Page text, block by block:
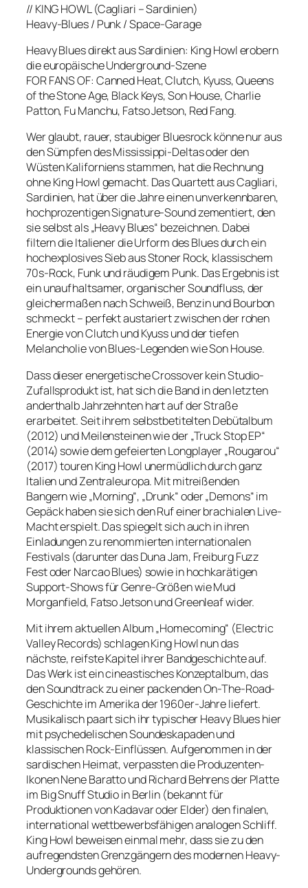
// KING HOWL (Cagliari – Sardinien)
Heavy-Blues / Punk / Space-Garage
Heavy Blues direkt aus Sardinien: King Howl erobern
die europäische Underground-Szene
FOR FANS OF: Canned Heat, Clutch, Kyuss, Queens
of the Stone Age, Black Keys, Son House, Charlie
Patton, Fu Manchu, Fatso Jetson, Red Fang.
Wer glaubt, rauer, staubiger Bluesrock könne nur aus
den Sümpfen des Mississippi-Deltas oder den
Wüsten Kaliforniens stammen, hat die Rechnung
ohne King Howl gemacht. Das Quartett aus Cagliari,
Sardinien, hat über die Jahre einen unverkennbaren,
hochprozentigen Signature-Sound zementiert, den
sie selbst als „Heavy Blues“ bezeichnen. Dabei
filtern die Italiener die Urform des Blues durch ein
hochexplosives Sieb aus Stoner Rock, klassischem
70s-Rock, Funk und räudigem Punk. Das Ergebnis ist
ein unaufhaltsamer, organischer Soundfluss, der
gleichermaßen nach Schweiß, Benzin und Bourbon
schmeckt – perfekt austariert zwischen der rohen
Energie von Clutch und Kyuss und der tiefen
Melancholie von Blues-Legenden wie Son House.
Dass dieser energetische Crossover kein Studio-
Zufallsprodukt ist, hat sich die Band in den letzten
anderthalb Jahrzehnten hart auf der Straße
erarbeitet. Seit ihrem selbstbetitelten Debütalbum
(2012) und Meilensteinen wie der „Truck Stop EP“
(2014) sowie dem gefeierten Longplayer „Rougarou“
(2017) touren King Howl unermüdlich durch ganz
Italien und Zentraleuropa. Mit mitreißenden
Bangern wie „Morning“, „Drunk“ oder „Demons“ im
Gepäck haben sie sich den Ruf einer brachialen Live-
Macht erspielt. Das spiegelt sich auch in ihren
Einladungen zu renommierten internationalen
Festivals (darunter das Duna Jam, Freiburg Fuzz
Fest oder Narcao Blues) sowie in hochkarätigen
Support-Shows für Genre-Größen wie Mud
Morganfield, Fatso Jetson und Greenleaf wider.
Mit ihrem aktuellen Album „Homecoming“ (Electric
Valley Records) schlagen King Howl nun das
nächste, reifste Kapitel ihrer Bandgeschichte auf.
Das Werk ist ein cineastisches Konzeptalbum, das
den Soundtrack zu einer packenden On-The-Road-
Geschichte im Amerika der 1960er-Jahre liefert.
Musikalisch paart sich ihr typischer Heavy Blues hier
mit psychedelischen Soundeskapaden und
klassischen Rock-Einflüssen. Aufgenommen in der
sardischen Heimat, verpassten die Produzenten-
Ikonen Nene Baratto und Richard Behrens der Platte
im Big Snuff Studio in Berlin (bekannt für
Produktionen von Kadavar oder Elder) den finalen,
international wettbewerbsfähigen analogen Schliff.
King Howl beweisen einmal mehr, dass sie zu den
aufregendsten Grenzgängern des modernen Heavy-
Undergrounds gehören.